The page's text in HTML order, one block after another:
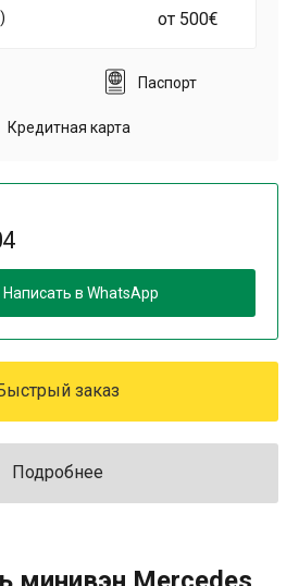
от 500€
Паспорт
Кредитная карта
Написать в WhatsApp
заказ
Подробнее